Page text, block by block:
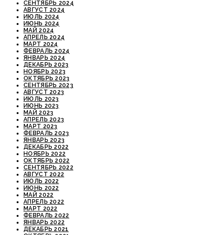
СЕНТЯБРЬ 2024
АВГУСТ 2024
ИЮЛЬ 2024
ИЮНЬ 2024
МАЙ 2024
АПРЕЛЬ 2024
МАРТ 2024
ФЕВРАЛЬ 2024
ЯНВАРЬ 2024
ДЕКАБРЬ 2023
НОЯБРЬ 2023
ОКТЯБРЬ 2023
СЕНТЯБРЬ 2023
АВГУСТ 2023
ИЮЛЬ 2023
ИЮНЬ 2023
МАЙ 2023
АПРЕЛЬ 2023
МАРТ 2023
ФЕВРАЛЬ 2023
ЯНВАРЬ 2023
ДЕКАБРЬ 2022
НОЯБРЬ 2022
ОКТЯБРЬ 2022
СЕНТЯБРЬ 2022
АВГУСТ 2022
ИЮЛЬ 2022
ИЮНЬ 2022
МАЙ 2022
АПРЕЛЬ 2022
МАРТ 2022
ФЕВРАЛЬ 2022
ЯНВАРЬ 2022
ДЕКАБРЬ 2021